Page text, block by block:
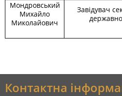
Мондровський
Михайло
Миколайович
Завідувач
Контактна